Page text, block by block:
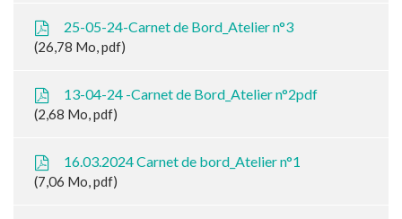
25-05-24-Carnet de Bord_Atelier n°3
26,78 Mo, pdf
13-04-24 -Carnet de Bord_Atelier n°2pdf
2,68 Mo, pdf
16.03.2024 Carnet de bord_Atelier n°1
7,06 Mo, pdf